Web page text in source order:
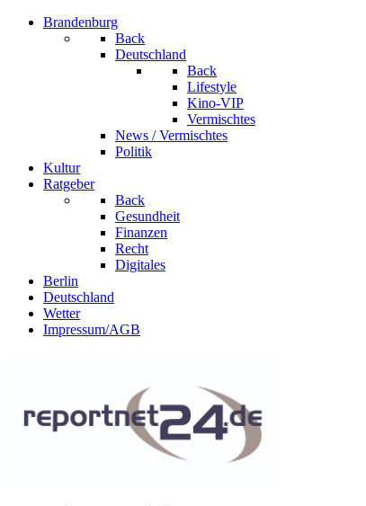
Brandenburg
Back
Deutschland
Back
Lifestyle
Kino-VIP
Vermischtes
News / Vermischtes
Politik
Kultur
Ratgeber
Back
Gesundheit
Finanzen
Recht
Digitales
Berlin
Deutschland
Wetter
Impressum/AGB